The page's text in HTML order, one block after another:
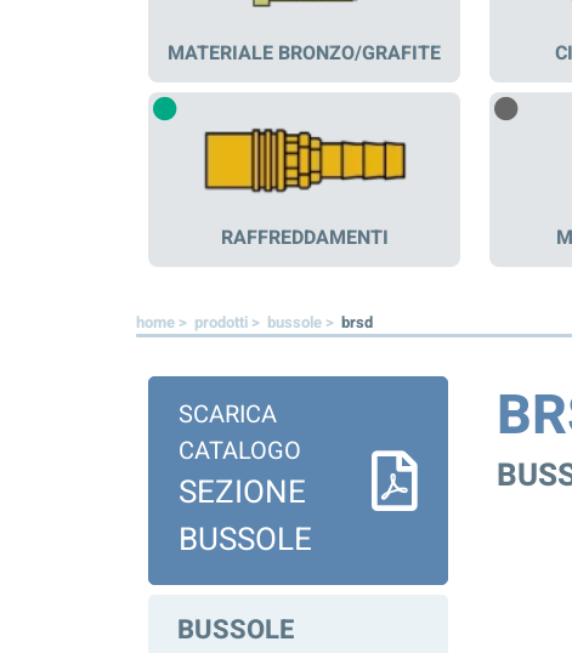
MATERIALE BRONZO/GRAFITE
RAFFREDDAMENTI
home > prodotti > bussole > brsd
SCARICA
CATALOGO
SEZIONE
BUSSOLE
BUSSOLE